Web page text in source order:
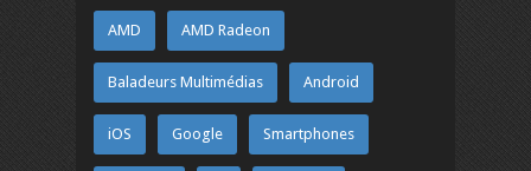
AMD AMD Radeon
Baladeurs Multimédias Android
iOS Google Smartphones